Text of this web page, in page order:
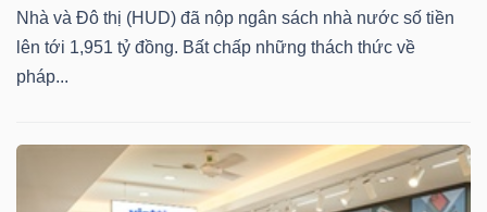
Nhà và Đô thị (HUD) đã nộp ngân sách nhà nước số tiền
lên tới 1,951 tỷ đồng. Bất chấp những thách thức về
pháp...